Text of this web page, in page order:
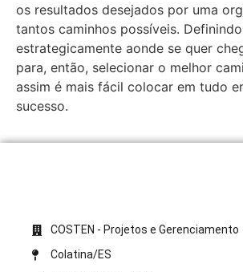
os resultados desejados por uma
tantos caminhos possíveis. Definindo
estrategicamente aonde se quer
para, então, selecionar o melhor
assim é mais fácil colocar em tudo
sucesso.
COSTEN - Projetos e Gerenciamento
Colatina/ES